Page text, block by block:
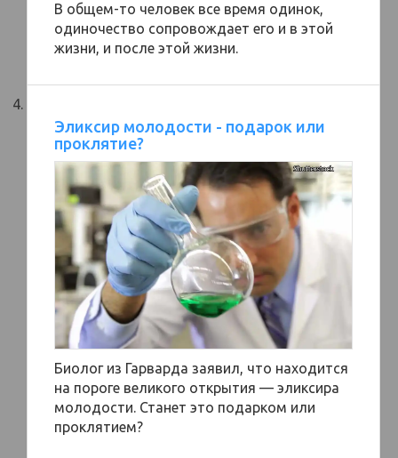
В общем-то человек все время одинок,
одиночество сопровождает его и в этой
жизни, и после этой жизни.
Эликсир молодости - подарок или
проклятие?
Биолог из Гарварда заявил, что находится
на пороге великого открытия — эликсира
молодости. Станет это подарком или
проклятием?